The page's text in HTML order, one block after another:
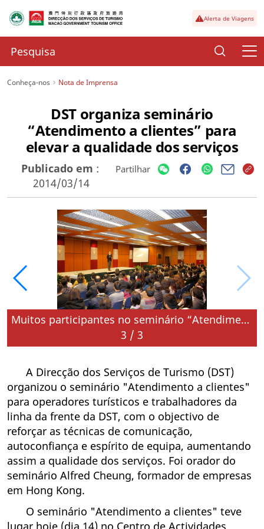
Alerta de Viagens
Conheça-nos Nota de Imprensa
DST organiza seminário
“Atendimento a clientes” para
elevar a qualidade dos serviços
Publicado em :
2014/03/14
Partilhar
Muitos participantes no seminário “Atendimento a clientes”
3 / 3
A Direcção dos Serviços de Turismo (DST)
organizou o seminário "Atendimento a clientes"
para operadores turísticos e trabalhadores da
linha da frente da DST, com o objectivo de
reforçar as técnicas de comunicação,
autoconfiança e espírito de equipa, aumentando
assim a qualidade dos serviços. Foi orador do
seminário Alfred Cheung, formador de empresas
em Hong Kong.
O seminário "Atendimento a clientes" teve
lugar hoje (dia 14) no Centro de Actividades